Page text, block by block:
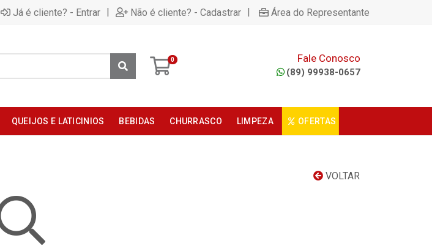
Já é cliente? - Entrar | Não é cliente? - Cadastrar | Área do Representante
0 Fale Conosco
(89) 99938-0657
QUEIJOS E LATICINIOS BEBIDAS CHURRASCO LIMPEZA OFERTAS
VOLTAR